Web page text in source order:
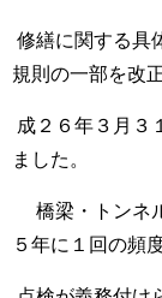
修繕に関する具
規則の一部を改
成２６年３月３
ました。
橋梁・トンネ
５年に１回の頻